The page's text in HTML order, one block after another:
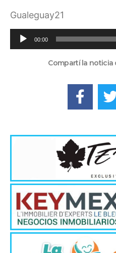
Gualeguay21
Reproductor
de
00:00
Compartí la